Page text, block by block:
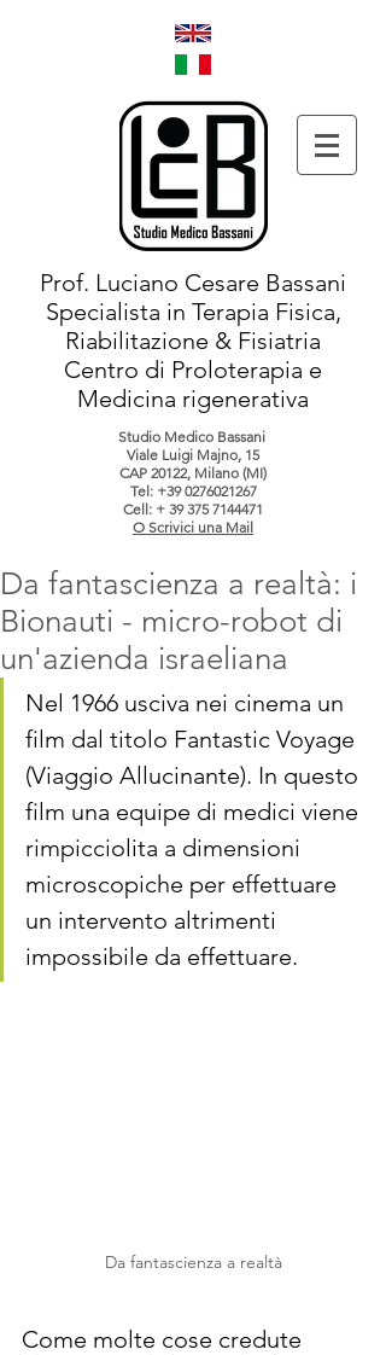
Prof. Luciano Cesare Bassani
Specialista in Terapia Fisica,
Riabilitazione & Fisiatria
Centro di Proloterapia e
Medicina rigenerativa
Studio Medico Bassani
Viale Luigi Majno, 15
CAP 20122, Milano (MI)
Tel: +39 0276021267
Cell: + 39 375 7144471
O Scrivici una Mail
Da fantascienza a realtà: i
Bionauti - micro-robot di
un'azienda israeliana
Nel 1966 usciva nei cinema un
film dal titolo Fantastic Voyage
(Viaggio Allucinante). In questo
film una equipe di medici viene
rimpicciolita a dimensioni
microscopiche per effettuare
un intervento altrimenti
impossibile da effettuare.
Da fantascienza a realtà
Come molte cose credute